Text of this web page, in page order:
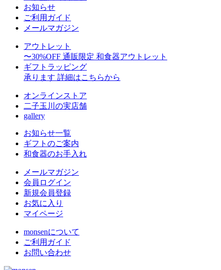
お知らせ
ご利用ガイド
メールマガジン
アウトレット
〜30%OFF 通販限定 和食器アウトレット
ギフトラッピング
承ります 詳細はこちらから
オンラインストア
二子玉川の実店舗
gallery
お知らせ一覧
ギフトのご案内
和食器のお手入れ
メールマガジン
会員ログイン
新規会員登録
お気に入り
マイページ
monsenについて
ご利用ガイド
お問い合わせ